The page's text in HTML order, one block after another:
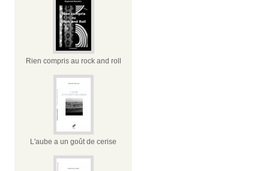
Rien compris au rock and roll
L'aube a un goût de cerise